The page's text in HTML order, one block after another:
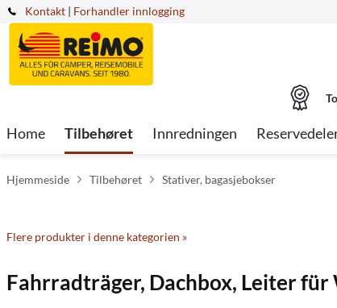
Kontakt | Forhandler innlogging
Home Tilbehøret Innredningen
Hjemmeside Tilbehøret Stativer, bagasjebokser
Flere produkter i denne kategorien »
Fahrradträger, Dachbox, Leiter